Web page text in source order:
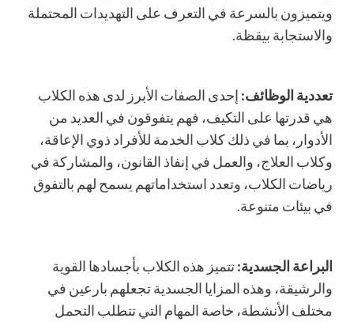
ويتميزون بالسرعة في التعرف على التهديدات المحتملة
والاستجابة بيقظة.
تعددية الوظائف: إحدى الصفات الأبرز لدى هذه الكلاب
هي قدرتها على التكيف، فهم يتفوقون في العديد من
الأدوار، بما في ذلك كلاب الخدمة للأفراد ذوي الإعاقة،
وكلاب العلاج، والعمل في إنفاذ القانون، والمشاركة في
رياضات الكلاب، وتعدد استخداماتهم يسمح لهم بالتفوق
في بيئات متنوعة.
البراعة الجسدية:تتميز هذه الكلاب بأجسادها القوية
والرشيقة، وهذه المزايا الجسدية تجعلهم بارعين في
مختلف الأنشطة، خاصة المهام التي تتطلب التحمل